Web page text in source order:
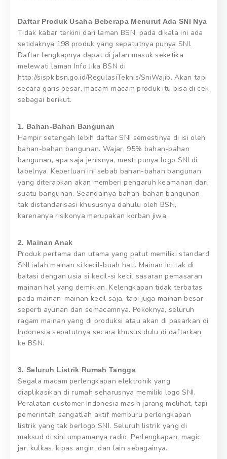
Daftar Produk Usaha Beberapa Menurut Ada SNI Nya
Tidak kabar terkini dari laman BSN, pada dikala ini ada
setidaknya 198 produk yang sepatutnya punya SNI.
Daftar lengkapnya dapat di jalan masuk seketika
melewati laman Info Jika BSN di
http://sispk.bsn.go.id/RegulasiTeknis/SniWajib. Akan tapi
secara garis besar, macam-macam produk itu bisa di cek
sebagai berikut.
1. Bahan-Bahan Bangunan
Hampir setengah lebih daftar SNI semestinya di isi oleh
bahan-bahan bangunan. Wajar, 95% bahan-bahan
bangunan, apa saja jenisnya, mesti punya logo SNI di
labelnya. Keperluan ini sebab bahan-bahan bangunan
yang diterapkan akan memberi pengaruh keamanan dari
suatu bangunan. Seandainya bahan-bahan bangunan
tak distandarisasi khususnya dahulu oleh BSN,
karenanya risikonya merupakan korban jiwa.
2. Mainan Anak
Produk pertama dan utama yang patut memiliki standard
SNI ialah mainan si kecil-buah hati. Mainan ini tak di
batasi dengan usia si kecil-si kecil sasaran pemasaran
mainan hal yang demikian. Kelengkapan tidak terbatas
pada mainan-mainan kecil saja, tapi juga mainan besar
seperti ayunan dan semacamnya. Pokoknya, seluruh
ragam mainan yang di produksi atau akan di pasarkan di
Indonesia sepatutnya secara khusus dulu di daftarkan
ke BSN.
3. Seluruh Listrik Rumah Tangga
Segala macam perlengkapan elektronik yang
diaplikasikan di rumah seharusnya memiliki logo SNI.
Peralatan customer Indonesia masih jarang melihat, tapi
pemerintah sangatlah aktif memburu perlengkapan
listrik yang tak berlogo SNI. Seluruh listrik yang di
maksud di sini umpamanya radio, Perlengkapan, magic
jar, kulkas, kipas angin, dan lain sebagainya.